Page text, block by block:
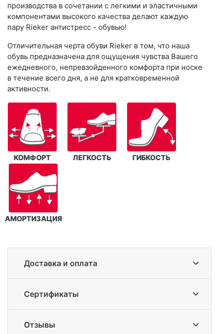
производства в сочетании с легкими и эластичными
компонентами высокого качества делают каждую
пару Rieker антистресс - обувью!
Отличительная черта обуви Rieker в том, что наша
обувь предназначена для ощущения чувства Вашего
ежедневного, непревзойденного комфорта при носке
в течение всего дня, а не для кратковременной
активности.
КОМФОРТ ЛЕГКОСТЬ ГИБКОСТЬ
АМОРТИЗАЦИЯ
Доставка и оплата
Сертификаты
Отзывы